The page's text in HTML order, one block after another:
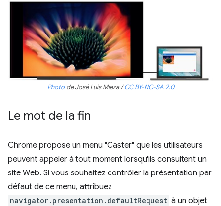
Photo de José Luis Mieza /CC BY-NC-SA 2.0
Le mot de la fin
Chrome propose un menu "Caster" que les utilisateurs
peuvent appeler à tout moment lorsqu'ils consultent un
site Web. Si vous souhaitez contrôler la présentation par
défaut de ce menu, attribuez
navigator.presentation.defaultRequest à un objet